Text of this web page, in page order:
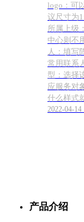
logo：可
议尺寸为
所属上级
中心则不
人：填写
常用联系
型：选择
应服务对
什么样式
2022-04-14
产品介绍